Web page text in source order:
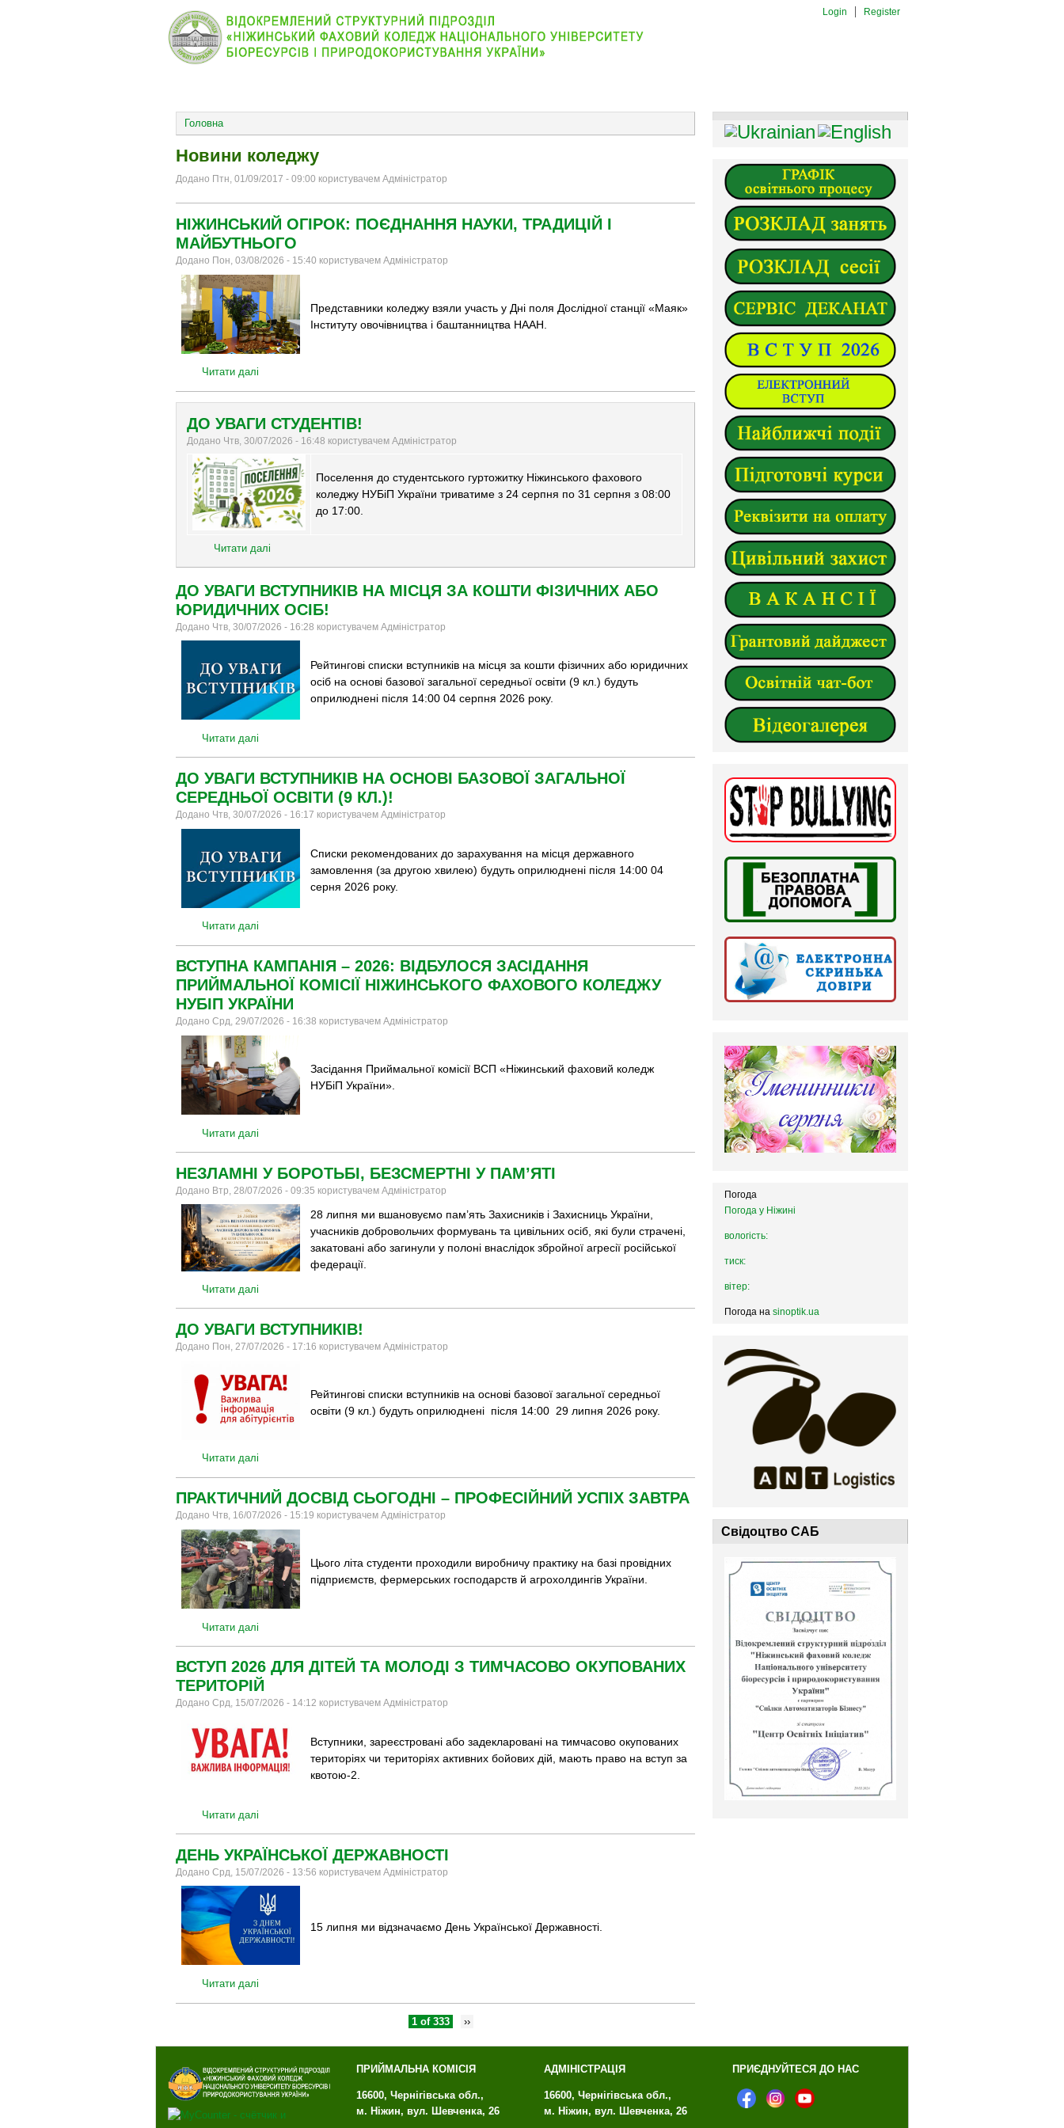
Login Register
Головна
Новини коледжу
Додано Птн, 01/09/2017 - 09:00 користувачем Адміністратор
НІЖИНСЬКИЙ ОГІРОК: ПОЄДНАННЯ НАУКИ, ТРАДИЦІЙ І
МАЙБУТНЬОГО
Додано Пон, 03/08/2026 - 15:40 користувачем Адміністратор
Представники коледжу взяли участь у Дні поля Дослідної станції «Маяк»
Інституту овочівництва і баштанництва НААН.
Читати далі
ДО УВАГИ СТУДЕНТІВ!
Додано Чтв, 30/07/2026 - 16:48 користувачем Адміністратор
Поселення до студентського гуртожитку Ніжинського фахового
коледжу НУБіП України триватиме з 24 серпня по 31 серпня з 08:00
до 17:00.
Читати далі
ДО УВАГИ ВСТУПНИКІВ НА МІСЦЯ ЗА КОШТИ ФІЗИЧНИХ АБО
ЮРИДИЧНИХ ОСІБ!
Додано Чтв, 30/07/2026 - 16:28 користувачем Адміністратор
Рейтингові списки вступників на місця за кошти фізичних або юридичних
осіб на основі базової загальної середньої освіти (9 кл.) будуть
оприлюднені після 14:00 04 серпня 2026 року.
Читати далі
ДО УВАГИ ВСТУПНИКІВ НА ОСНОВІ БАЗОВОЇ ЗАГАЛЬНОЇ
СЕРЕДНЬОЇ ОСВІТИ (9 КЛ.)!
Додано Чтв, 30/07/2026 - 16:17 користувачем Адміністратор
Списки рекомендованих до зарахування на місця державного
замовлення (за другою хвилею) будуть оприлюднені після 14:00 04
серня 2026 року.
Читати далі
ВСТУПНА КАМПАНІЯ – 2026: ВІДБУЛОСЯ ЗАСІДАННЯ
ПРИЙМАЛЬНОЇ КОМІСІЇ НІЖИНСЬКОГО ФАХОВОГО КОЛЕДЖУ
НУБІП УКРАЇНИ
Додано Срд, 29/07/2026 - 16:38 користувачем Адміністратор
Засідання Приймальної комісії ВСП «Ніжинський фаховий коледж
НУБіП України».
Читати далі
НЕЗЛАМНІ У БОРОТЬБІ, БЕЗСМЕРТНІ У ПАМ’ЯТІ
Додано Втр, 28/07/2026 - 09:35 користувачем Адміністратор
28 липня ми вшановуємо пам’ять Захисників і Захисниць України,
учасників добровольчих формувань та цивільних осіб, які були страчені,
закатовані або загинули у полоні внаслідок збройної агресії російської
федерації.
Читати далі
ДО УВАГИ ВСТУПНИКІВ!
Додано Пон, 27/07/2026 - 17:16 користувачем Адміністратор
Рейтингові списки вступників на основі базової загальної середньої
освіти (9 кл.) будуть оприлюднені після 14:00 29 липня 2026 року.
Читати далі
ПРАКТИЧНИЙ ДОСВІД СЬОГОДНІ – ПРОФЕСІЙНИЙ УСПІХ ЗАВТРА
Додано Чтв, 16/07/2026 - 15:19 користувачем Адміністратор
Цього літа студенти проходили виробничу практику на базі провідних
підприємств, фермерських господарств й агрохолдингів України.
Читати далі
ВСТУП 2026 ДЛЯ ДІТЕЙ ТА МОЛОДІ З ТИМЧАСОВО ОКУПОВАНИХ
ТЕРИТОРІЙ
Додано Срд, 15/07/2026 - 14:12 користувачем Адміністратор
Вступники, зареєстровані або задекларовані на тимчасово окупованих
територіях чи територіях активних бойових дій, мають право на вступ за
квотою-2.
Читати далі
ДЕНЬ УКРАЇНСЬКОЇ ДЕРЖАВНОСТІ
Додано Срд, 15/07/2026 - 13:56 користувачем Адміністратор
15 липня ми відзначаємо День Української Державності.
Читати далі
1 of 333 ››
Погода
Погода у Ніжині
вологість:
тиск:
вітер:
Погода на sinoptik.ua
Свідоцтво САБ
ПРИЙМАЛЬНА КОМІСІЯ
16600, Чернігівська обл.,
м. Ніжин, вул. Шевченка, 26
АДМІНІСТРАЦІЯ
16600, Чернігівська обл.,
м. Ніжин, вул. Шевченка, 26
ПРИЄДНУЙТЕСЯ ДО НАС